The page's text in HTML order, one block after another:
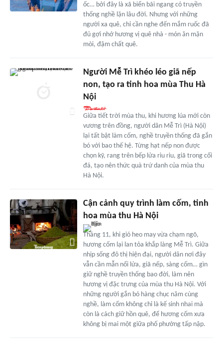
ốc… bởi đây là xã biển bãi ngang có truyền
thống nghề lặn lâu đời. Nhưng với những
người xa quê, chỉ cần nghe đến mắm ruốc đã
đủ gợi nhớ hương vị quê nhà - món ăn mặn
mòi, đậm chất quê.
Người Mễ Trì khéo léo giã nếp
non, tạo ra tinh hoa mùa Thu Hà
Nội
Giữa tiết trời mùa thu, khi hương lúa mới còn
vương trên đồng, người dân Mễ Trì (Hà Nội)
lại tất bật làm cốm, nghề truyền thống đã gắn
bó với bao thế hệ. Từng hạt nếp non được
chọn kỹ, rang trên bếp lửa riu riu, giã trong cối
đá, tạo nên thức quà trứ danh của mùa thu
Hà Nội.
Cận cảnh quy trình làm cốm, tinh
hoa mùa thu Hà Nội
Tháng 11, khi gió heo may vừa chạm ngõ,
hương cốm lại lan tỏa khắp làng Mễ Trì. Giữa
nhịp sống đô thị hiện đại, người dân nơi đây
vẫn cần mẫn nổi lửa, giã nếp, sàng cốm… gìn
giữ nghề truyền thống bao đời, làm nên
hương vị đặc trưng của mùa thu Hà Nội. Với
những người gắn bó hàng chục năm cùng
nghề, làm cốm không chỉ là kế sinh nhai mà
còn là cách giữ hồn quê, để hương cốm xưa
không bị mai một giữa phố phường tấp nập.